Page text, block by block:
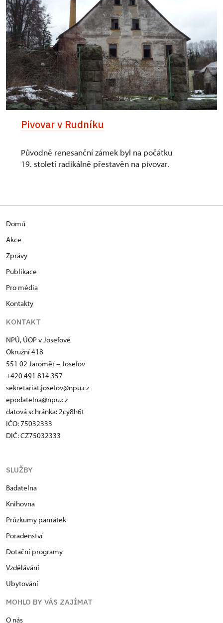
Pivovar v Rudníku
Původně renesanční zámek byl na počátku
19. století radikálně přestavěn na pivovar.
Domů
Akce
Zprávy
Publikace
Pro média
Kontakty
KONTAKT
NPÚ, ÚOP v Josefově
Okružní 418
551 02 Jaroměř – Josefov
+420 491 814 357
sekretariat.josefov@npu.cz
epodatelna@npu.cz
datová schránka: 2cy8h6t​
IČO: 75032333
DIČ: CZ75032333
SLUŽBY
Badatelna
Knihovna
Průzkumy památek
Poradenství
Dotační programy
Vzdělávání
Ubytování
MOHLO BY VÁS ZAJÍMAT
O nás